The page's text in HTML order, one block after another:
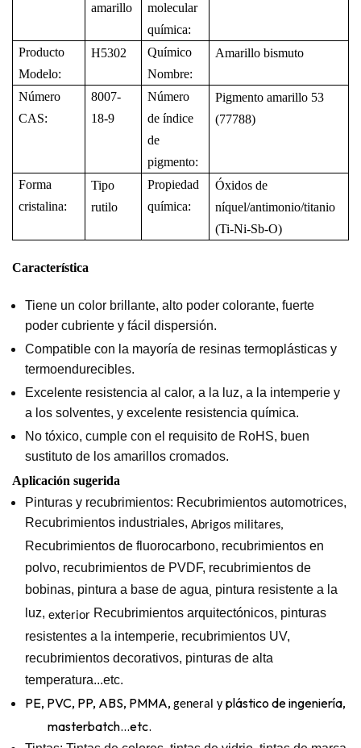
amarillo
molecular
química:
Producto
Modelo:
H5302
Químico
Nombre:
Amarillo bismuto
Número
CAS:
8007-
18-9
Número
de índice
de
pigmento:
Pigmento amarillo 53
(77788)
Forma
cristalina:
Tipo
rutilo
Propiedad
química:
Óxidos de
níquel/antimonio/titanio
(Ti-Ni-Sb-O)
Característica
Tiene un color brillante, alto poder colorante, fuerte
poder cubriente y fácil dispersión.
Compatible con la mayoría de resinas termoplásticas y
termoendurecibles.
Excelente resistencia al calor, a la luz, a la intemperie y
a los solventes, y excelente resistencia química.
No tóxico, cumple con el requisito de RoHS, buen
sustituto de los amarillos cromados.
Aplicación sugerida
Pinturas y recubrimientos: Recubrimientos automotrices,
Recubrimientos industriales, Abrigos militares,
Recubrimientos de fluorocarbono, recubrimientos en
polvo, recubrimientos de PVDF, recubrimientos de
bobinas, pintura a base de agua, pintura resistente a la
luz, exterior Recubrimientos arquitectónicos, pinturas
resistentes a la intemperie, recubrimientos UV,
recubrimientos decorativos, pinturas de alta
temperatura...etc.
PE, PVC, PP, ABS, PMMA, general y plástico de ingeniería,
masterbatch...etc.